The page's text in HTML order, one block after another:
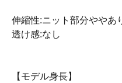
伸縮性:ニット部分ややあ
透け感:なし
【モデル身長】